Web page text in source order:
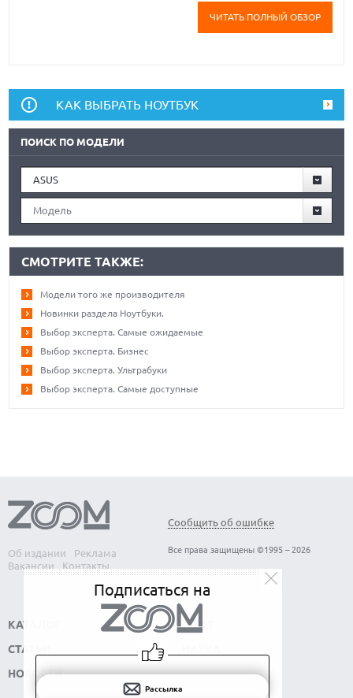
ЧИТАТЬ ПОЛНЫЙ ОБЗОР
КАК ВЫБРАТЬ НОУТБУК
ПОИСК ПО МОДЕЛИ
ASUS
Модель
СМОТРИТЕ ТАКЖЕ:
Модели того же производителя
Новинки раздела Ноутбуки.
Выбор эксперта. Самые ожидаемые
Выбор эксперта. Бизнес
Выбор эксперта. Ультрабуки
Выбор эксперта. Самые доступные
Об издании
Реклама
Вакансии
Контакты
Сообщить об ошибке
Все права защищены ©1995 – 2026
КАТАЛОГ
СТАТЬИ
НОВОСТИ
СОФТ
Подписаться на
Рассылка